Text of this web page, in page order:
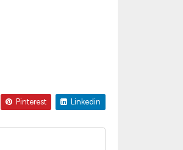
Pinterest Linkedin